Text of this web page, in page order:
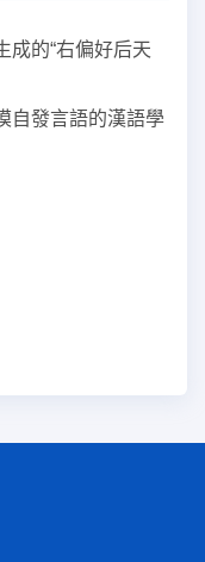
成的“右偏好后天
自發言語的漢語學